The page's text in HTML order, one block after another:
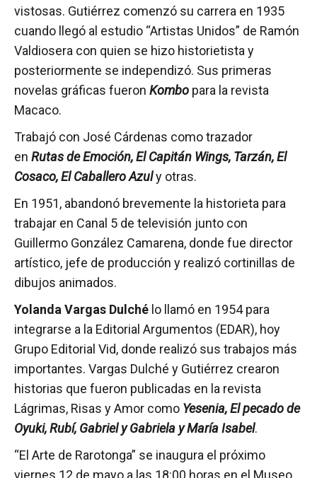
vistosas. Gutiérrez comenzó su carrera en 1935
cuando llegó al estudio “Artistas Unidos” de Ramón
Valdiosera con quien se hizo historietista y
posteriormente se independizó. Sus primeras
novelas gráficas fueron Kombo para la revista
Macaco.
Trabajó con José Cárdenas como trazador
en Rutas de Emoción, El Capitán Wings, Tarzán, El
Cosaco, El Caballero Azuly otras.
En 1951, abandonó brevemente la historieta para
trabajar en Canal 5 de televisión junto con
Guillermo González Camarena, donde fue director
artístico, jefe de producción y realizó cortinillas de
dibujos animados.
Yolanda Vargas Dulché lo llamó en 1954 para
integrarse a la Editorial Argumentos (EDAR), hoy
Grupo Editorial Vid, donde realizó sus trabajos más
importantes. Vargas Dulché y Gutiérrez crearon
historias que fueron publicadas en la revista
Lágrimas, Risas y Amor como Yesenia, El pecado de
Oyuki, Rubí, Gabriel y Gabriela y María Isabel.
“El Arte de Rarotonga” se inaugura el próximo